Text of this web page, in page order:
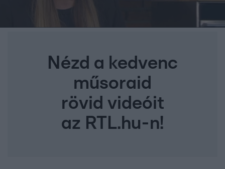
Nézd a kedvenc
műsoraid
rövid videóit
az RTL.hu-n!